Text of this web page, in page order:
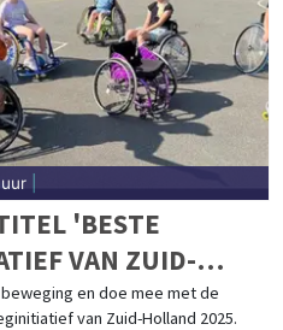
'BESTE
VAN ZUID-
beweging en doe mee met de
van Zuid-Holland 2025.